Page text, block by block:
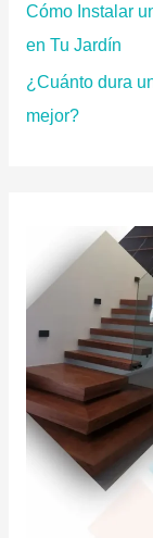
Cómo Instalar
en Tu Jardín
¿Cuánto dura
mejor?